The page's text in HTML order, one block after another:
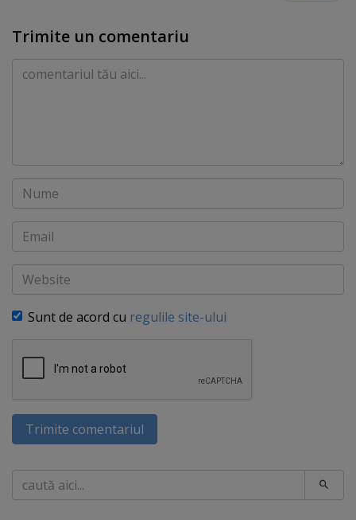
Trimite un comentariu
Comentariu
Nume
Email
Website
Sunt de acord cu regulile site-ului
Trimite comentariul
Caută